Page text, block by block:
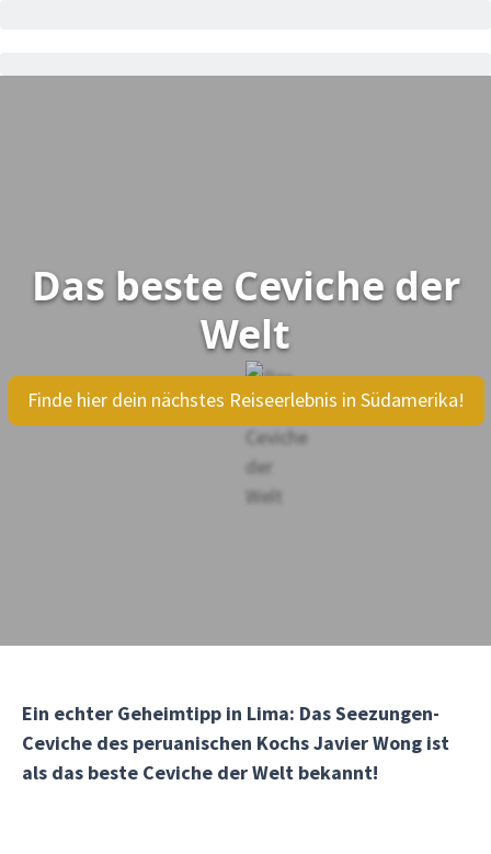
Das beste Ceviche der
Welt
Finde hier dein nächstes Reiseerlebnis in Südamerika!
Ein echter Geheimtipp in Lima: Das Seezungen-
Ceviche des peruanischen Kochs Javier Wong ist
als das beste Ceviche der Welt bekannt!